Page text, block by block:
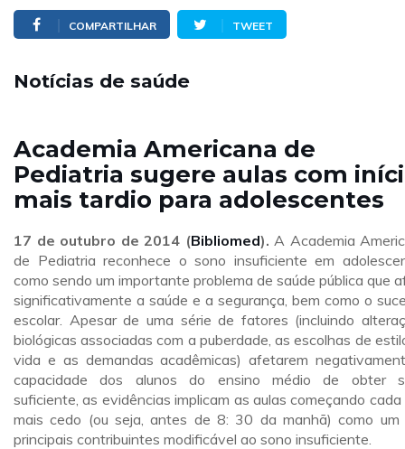
COMPARTILHAR TWEET
Notícias de saúde
Academia Americana de
Pediatria sugere aulas com
mais tardio para adolescentes
17 de outubro de 2014 (Bibliomed). A Academia
de Pediatria reconhece o sono insuficiente em
como sendo um importante problema de saúde pública que
significativamente a saúde e a segurança, bem como o
escolar. Apesar de uma série de fatores (incluindo
biológicas associadas com a puberdade, as escolhas de
vida e as demandas acadêmicas) afetarem
capacidade dos alunos do ensino médio de obter
suficiente, as evidências implicam as aulas começando
mais cedo (ou seja, antes de 8: 30 da manhã) como um
principais contribuintes modificável ao sono insuficiente.